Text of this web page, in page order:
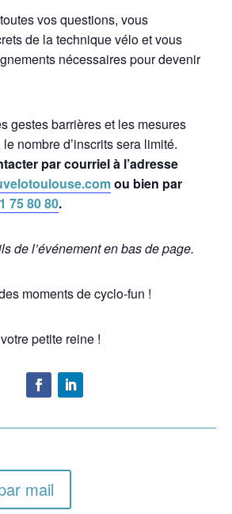
vos questions, vous
de la technique vélo et vous
nécessaires pour devenir
gestes barrières et les mesures
nombre d’inscrits sera limité.
par courriel à l’adresse
ou bien par
75 80 80.
de l’événement en bas de page.
moments de cyclo-fun !
petite reine !
mail